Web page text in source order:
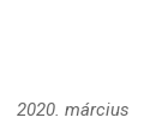
2020. március